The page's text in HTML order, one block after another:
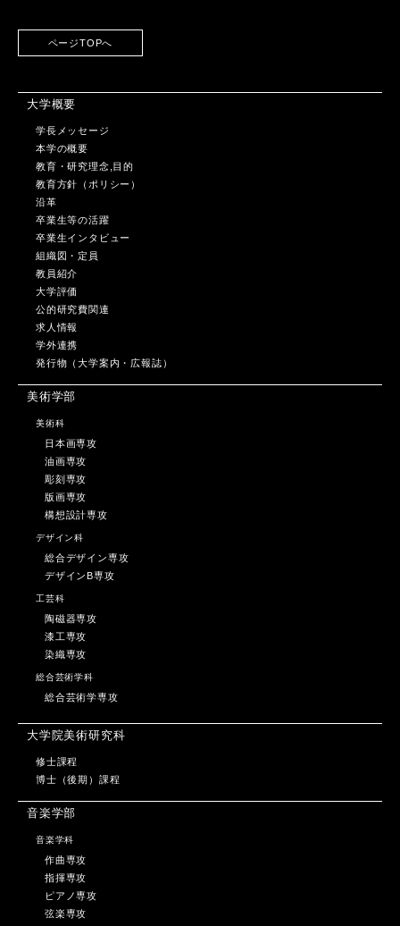
ページTOPへ
大学概要
学長メッセージ
本学の概要
教育・研究理念,目的
教育方針（ポリシー）
沿革
卒業生等の活躍
卒業生インタビュー
組織図・定員
教員紹介
大学評価
公的研究費関連
求人情報
学外連携
発行物（大学案内・広報誌）
美術学部
美術科
日本画専攻
油画専攻
彫刻専攻
版画専攻
構想設計専攻
デザイン科
総合デザイン専攻
デザインB専攻
工芸科
陶磁器専攻
漆工専攻
染織専攻
総合芸術学科
総合芸術学専攻
大学院美術研究科
修士課程
博士（後期）課程
音楽学部
音楽学科
作曲専攻
指揮専攻
ピアノ専攻
弦楽専攻